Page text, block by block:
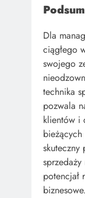
Dla
ciągłego
swojego
technika
pozwala
klientów i
skuteczny
sprzedaży
potencjał
biznesowe.